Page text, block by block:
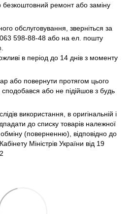
ремонт або заміну
обслуговування, зверніться за
598-88-48 або на ел. пошту
в період до 14 днів з моменту
або повернути протягом цього
або не підійшов з будь
використання, в оригінальній і
до списку товарів належної
обміну (поверненню), відповідно до
Міністрів України від 19